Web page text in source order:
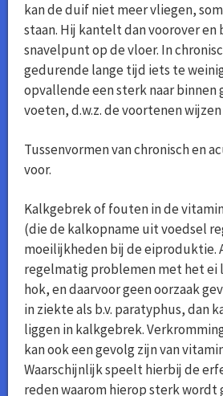
kan de duif niet meer vliegen,
staan. Hij kantelt dan voorover
snavelpunt op de vloer. In
gedurende lange tijd iets te
opvallende een sterk naar binnen
voeten, d.w.z. de voortenen
Tussenvormen van chronisch en
voor.
Kalkgebrek of fouten in de
(die de kalkopname uit voedsel
moeilijkheden bij de eiproduktie.
regelmatig problemen met het ei
hok, en daarvoor geen oorzaak
in ziekte als b.v. paratyphus, dan
liggen in kalkgebrek.
kan ook een gevolg zijn van
Waarschijnlijk speelt hierbij de
reden waarom hierop sterk wordt